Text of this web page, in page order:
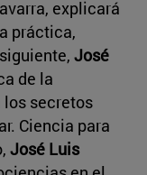
explicará
práctica,
José
de la
los secretos
Ciencia para
José Luis